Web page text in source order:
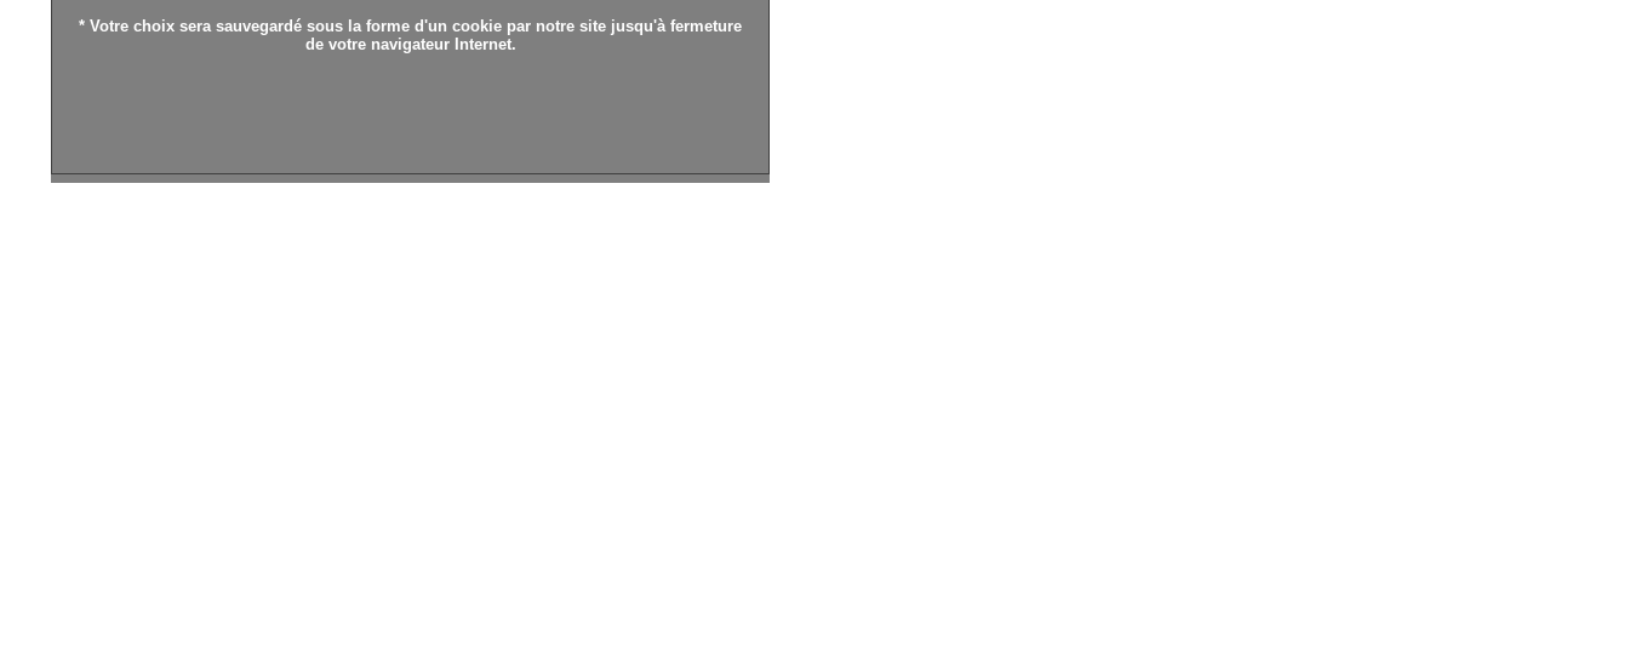
* Votre choix sera sauvegardé sous la forme d'un cookie par notre site jusqu'à fermeture
de votre navigateur Internet.